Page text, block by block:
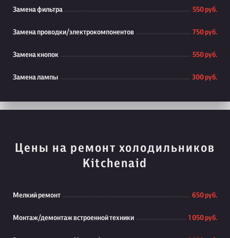
Замена фильтра 550 руб.
Замена проводки/электрокомпонентов 750 руб.
Замена кнопок 550 руб.
Замена лампы 300 руб.
Цены на ремонт холодильников
Kitchenaid
Мелкий ремонт 650 руб.
Монтаж/демонтаж встроенной техники 1 050 руб.